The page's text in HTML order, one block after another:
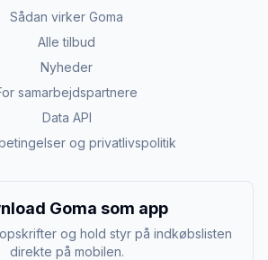
Sådan virker Goma
Alle tilbud
Nyheder
samarbejdspartnere
Data API
og privatlivspolitik
Goma som app
og hold styr på indkøbslisten
direkte på mobilen.